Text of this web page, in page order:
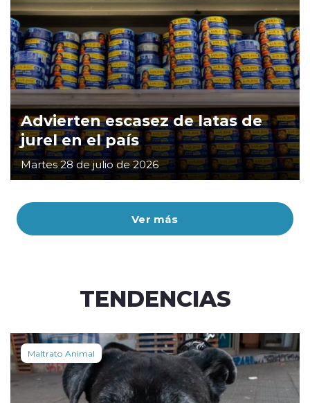
Ver más
Advierten escasez de latas de
jurel en el país
Martes 28 de julio de 2026
TENDENCIAS
Maltrato Animal